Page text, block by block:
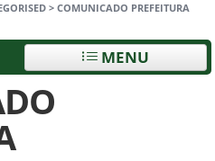
> COMUNICADO PREFEITURA
MENU